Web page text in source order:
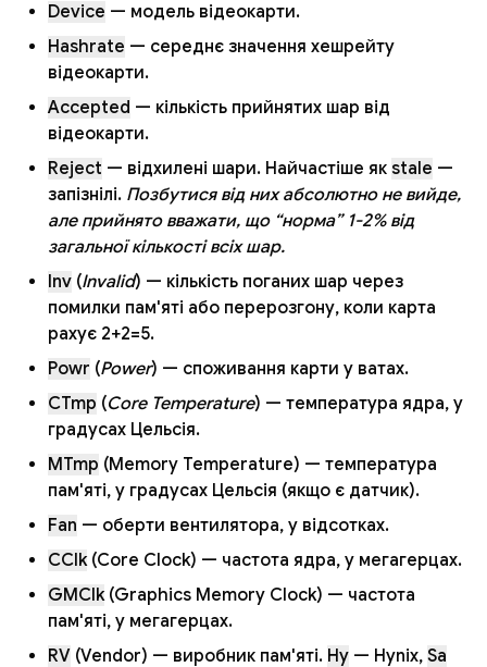
Device — модель відеокарти.
Hashrate — середнє значення хешрейту
відеокарти.
Accepted — кількість прийнятих шар від
відеокарти.
Reject — відхилені шари. Найчастіше як stale —
запізнілі. Позбутися від них абсолютно не вийде,
але прийнято вважати, що “норма” 1-2% від
загальної кількості всіх шар.
Inv (Invalid) — кількість поганих шар через
помилки пам'яті або перерозгону, коли карта
рахує 2+2=5.
Powr (Power) — споживання карти у ватах.
CTmp (Core Temperature) — температура ядра, у
градусах Цельсія.
MTmp (Memory Temperature) — температура
пам'яті, у градусах Цельсія (якщо є датчик).
Fan — оберти вентилятора, у відсотках.
CClk(Core Clock) — частота ядра, у мегагерцах.
GMClk(Graphics Memory Clock) — частота
пам'яті, у мегагерцах.
RV (Vendor) — виробник пам'яті. Hy — Hynix, Sa